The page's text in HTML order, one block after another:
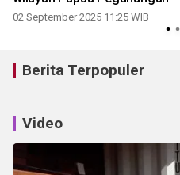
02 September 2025 11:25 WIB
Berita Terpopuler
Video